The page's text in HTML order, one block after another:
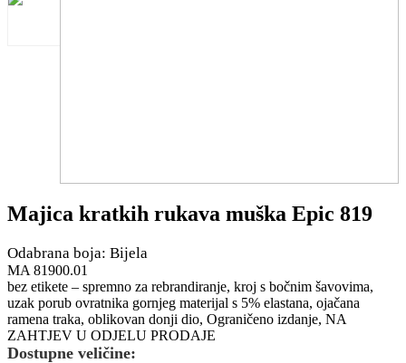
Majica kratkih rukava muška Epic 819
Odabrana boja: Bijela
MA 81900.01
bez etikete – spremno za rebrandiranje, kroj s bočnim šavovima,
uzak porub ovratnika gornjeg materijal s 5% elastana, ojačana
ramena traka, oblikovan donji dio, Ograničeno izdanje, NA
ZAHTJEV U ODJELU PRODAJE
Dostupne veličine: